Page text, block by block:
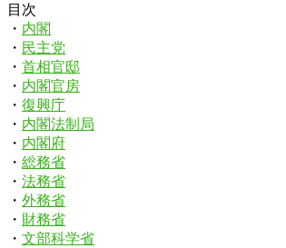
目次
・ 内閣
・ 民主党
・ 首相官邸
・ 内閣官房
・ 復興庁
・ 内閣法制局
・ 内閣府
・ 総務省
・ 法務省
・ 外務省
・ 財務省
・ 文部科学省